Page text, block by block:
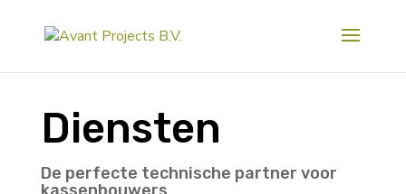
Diensten
De perfecte technische partner voor